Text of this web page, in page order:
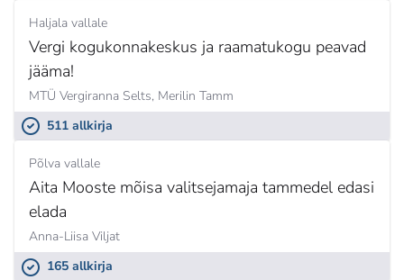
Haljala vallale
Vergi kogukonnakeskus ja raamatukogu peavad
jääma!
MTÜ Vergiranna Selts, Merilin Tamm
511 allkirja
Põlva vallale
Aita Mooste mõisa valitsejamaja tammedel edasi
elada
Anna-Liisa Viljat
165 allkirja